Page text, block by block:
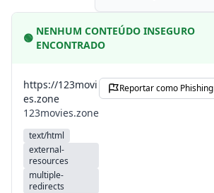
🟢
NENHUM CONTEÚDO INSEGURO
ENCONTRADO
https://123movi
es.zone
123movies.zone
text/html
external-
resources
multiple-
redirects
Reportar como Phishing